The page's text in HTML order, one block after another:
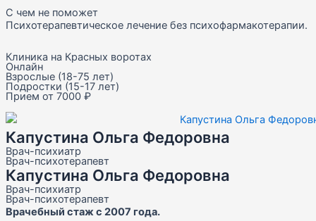
С чем не поможет
Психотерапевтическое лечение без психофармакотерапии.
Клиника на Красных воротах
Онлайн
Взрослые (18-75 лет)
Подростки (15-17 лет)
Прием от 7000 ₽
Капустина Ольга Федоровна
Врач-психиатр
Врач-психотерапевт
Капустина Ольга Федоровна
Врач-психиатр
Врач-психотерапевт
Врачебный стаж с 2007 года.